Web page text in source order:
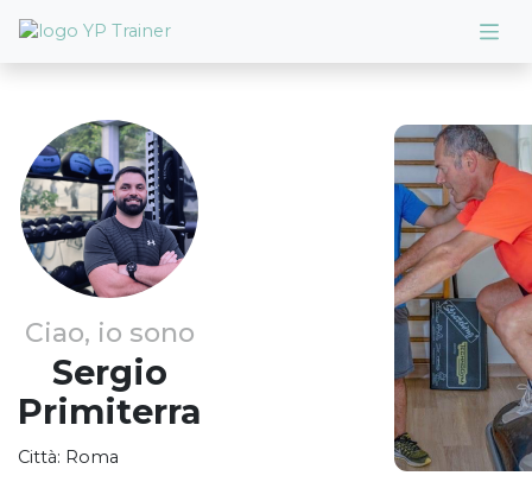
Ciao, io sono
Sergio
Primiterra
Città: Roma